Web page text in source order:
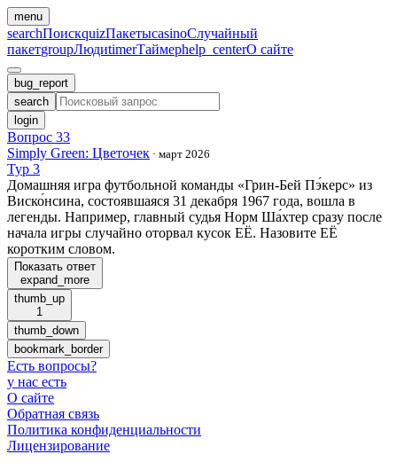
menu
searchПоискquizПакетыcasinoСлучайный
пакетgroupЛюдиtimerТаймерhelp_centerО сайте
bug_report
search
login
Вопрос 33
Simply Green: Цветочек · март 2026
Тур 3
Домашняя игра футбольной команды «Грин-Бей Пэ́керс» из
Виско́нсина, состоявшаяся 31 декабря 1967 года, вошла в
легенды. Например, главный судья Норм Ша́хтер сразу после
начала игры случайно оторвал кусок ЕЁ. Назовите ЕЁ
коротким словом.
Показать ответ
expand_more
thumb_up
1
thumb_down
bookmark_border
Есть вопросы?
у нас есть
О сайте
Обратная связь
Политика конфиденциальности
Лицензирование